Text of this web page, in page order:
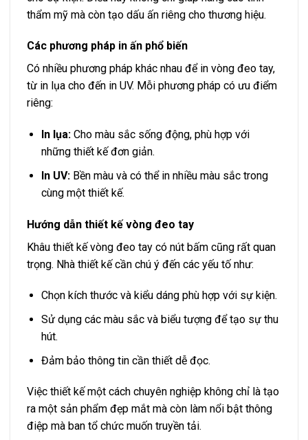
thẩm mỹ mà còn tạo dấu ấn riêng cho thương hiệu.
Các phương pháp in ấn phổ biến
Có nhiều phương pháp khác nhau để in vòng đeo tay,
từ in lụa cho đến in UV. Mỗi phương pháp có ưu điểm
riêng:
In lụa:Cho màu sắc sống động, phù hợp với
những thiết kế đơn giản.
In UV:Bền màu và có thể in nhiều màu sắc trong
cùng một thiết kế.
Hướng dẫn thiết kế vòng đeo tay
Khâu thiết kế vòng đeo tay có nút bấm cũng rất quan
trọng. Nhà thiết kế cần chú ý đến các yếu tố như:
Chọn kích thước và kiểu dáng phù hợp với sự kiện.
Sử dụng các màu sắc và biểu tượng để tạo sự thu
hút.
Đảm bảo thông tin cần thiết dễ đọc.
Việc thiết kế một cách chuyên nghiệp không chỉ là tạo
ra một sản phẩm đẹp mắt mà còn làm nổi bật thông
điệp mà ban tổ chức muốn truyền tải.